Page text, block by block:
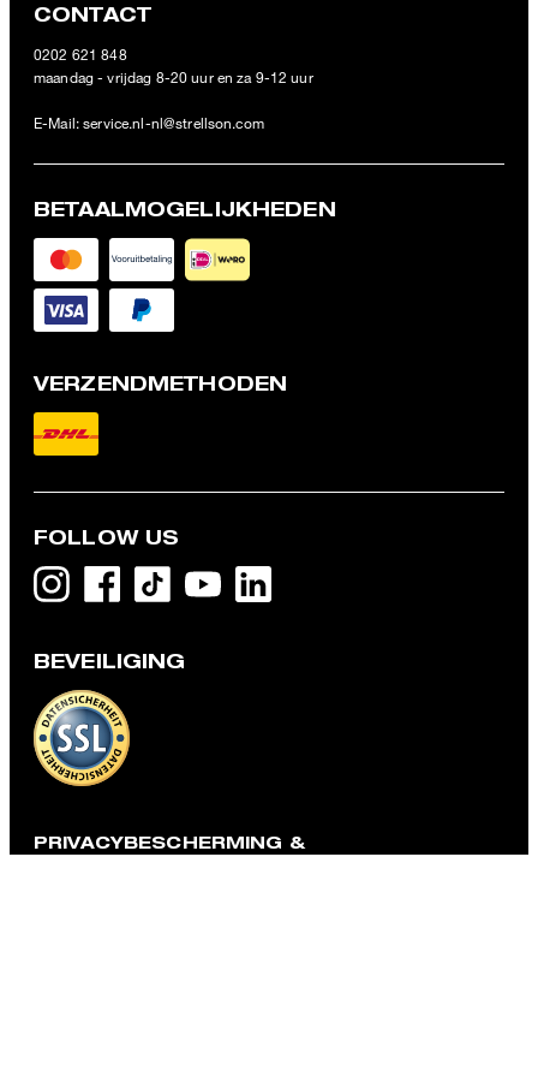
€ 99,95
€ 49,95
incl. btw
CONTACT
0202 621 848
maandag - vrijdag 8-20 uur en za 9-12 uur
E-Mail:service.nl-nl@strellson.com
BETAALMOGELIJKHEDEN
VERZENDMETHODEN
FOLLOW US
BEVEILIGING
PRIVACYBESCHERMING &